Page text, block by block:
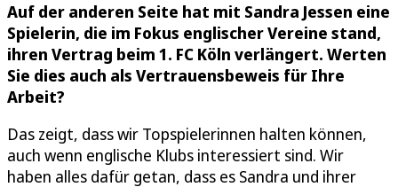
Auf der anderen Seite hat mit Sandra Jessen eine
Spielerin, die im Fokus englischer Vereine stand,
ihren Vertrag beim 1. FC Köln verlängert. Werten
Sie dies auch als Vertrauensbeweis für Ihre
Arbeit?
Das zeigt, dass wir Topspielerinnen halten können,
auch wenn englische Klubs interessiert sind. Wir
haben alles dafür getan, dass es Sandra und ihrer